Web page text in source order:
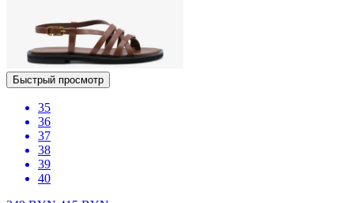
Быстрый просмотр
35
36
37
38
39
40